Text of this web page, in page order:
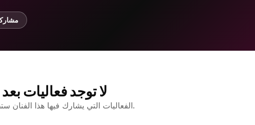
↗
لا توجد فعاليات بعد
الفعاليات التي يشارك فيها هذا الفنان ستظهر هنا.